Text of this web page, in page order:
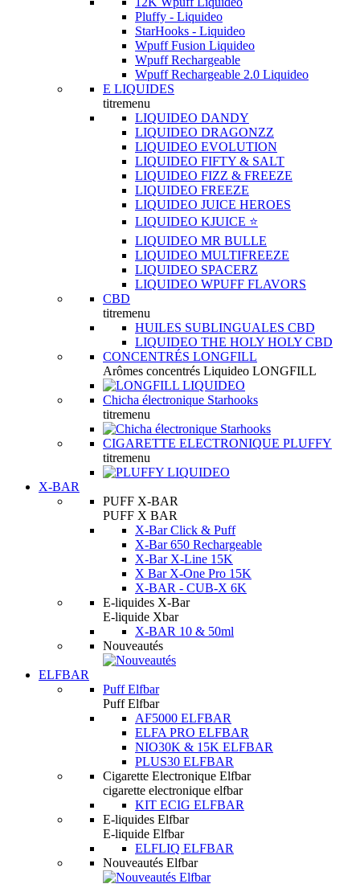
Pluffy - Liquideo
StarHooks - Liquideo
Wpuff Fusion Liquideo
Wpuff Rechargeable
Wpuff Rechargeable 2.0 Liquideo
E LIQUIDES
titremenu
LIQUIDEO DANDY
LIQUIDEO DRAGONZZ
LIQUIDEO EVOLUTION
LIQUIDEO FIFTY & SALT
LIQUIDEO FIZZ & FREEZE
LIQUIDEO FREEZE
LIQUIDEO JUICE HEROES
LIQUIDEO KJUICE ⭐️
LIQUIDEO MR BULLE
LIQUIDEO MULTIFREEZE
LIQUIDEO SPACERZ
LIQUIDEO WPUFF FLAVORS
CBD
titremenu
HUILES SUBLINGUALES CBD
LIQUIDEO THE HOLY HOLY CBD
CONCENTRÉS LONGFILL
Arômes concentrés Liquideo LONGFILL
Chicha électronique Starhooks
titremenu
CIGARETTE ELECTRONIQUE PLUFFY
titremenu
X-BAR
PUFF X-BAR
PUFF X BAR
X-Bar Click & Puff
X-Bar 650 Rechargeable
X-Bar X-Line 15K
X Bar X-One Pro 15K
X-BAR - CUB-X 6K
E-liquides X-Bar
E-liquide Xbar
X-BAR 10 & 50ml
Nouveautés
ELFBAR
Puff Elfbar
Puff Elfbar
AF5000 ELFBAR
ELFA PRO ELFBAR
NIO30K & 15K ELFBAR
PLUS30 ELFBAR
Cigarette Electronique Elfbar
cigarette electronique elfbar
KIT ECIG ELFBAR
E-liquides Elfbar
E-liquide Elfbar
ELFLIQ ELFBAR
Nouveautés Elfbar